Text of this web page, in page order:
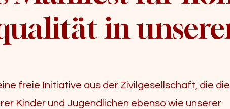
in
freie Initiative aus der Zivilgesellschaft, die
Kinder und Jugendlichen ebenso wie unserer